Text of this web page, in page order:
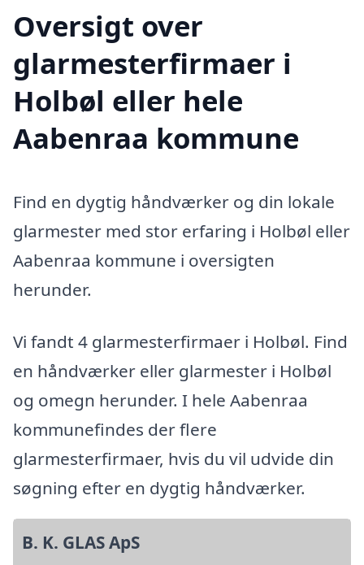
Oversigt over
glarmesterfirmaer i
Holbøl eller hele
Aabenraa kommune
Find en dygtig håndværker og din lokale
glarmester med stor erfaring i Holbøl eller
Aabenraa kommune i oversigten
herunder.
Vi fandt 4 glarmesterfirmaer i Holbøl. Find
en håndværker eller glarmester i Holbøl
og omegn herunder. I hele Aabenraa
kommunefindes der flere
glarmesterfirmaer, hvis du vil udvide din
søgning efter en dygtig håndværker.
B. K. GLAS ApS